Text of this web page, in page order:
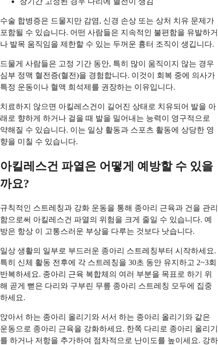
수술 합병증은 드물지만 감염, 신경 손상 또는 상처 치유 문제가
포함될 수 있습니다. 어떤 사람들은 지속적인 불편함을 유발하거
나 발목 움직임을 제한할 수 있는 두꺼운 흉터 조직이 생깁니다.
드물게 사람들은 고정 기간 동안, 특히 많이 움직이지 않는 경우
심부 정맥 혈전증(혈전)을 경험합니다. 이것이 회복 중에 의사가
특정 운동이나 혈액 희석제를 권장하는 이유입니다.
치료하지 않으면 아킬레스건이 길어진 상태로 치유되어 발을 아
래로 향하게 하거나 걸을 때 발을 밀어내는 능력이 영구적으로
약해질 수 있습니다. 이는 일상 활동과 스포츠 활동에 상당한 영
향을 미칠 수 있습니다.
아킬레스건 파열은 어떻게 예방할 수 있을
까요?
규칙적인 스트레칭과 강화 운동을 통해 종아리 근육과 건을 관리
함으로써 아킬레스건 파열의 위험을 크게 줄일 수 있습니다. 예
방은 항상 이 고통스러운 부상을 다루는 것보다 낫습니다.
일상 생활의 일부로 부드러운 종아리 스트레칭부터 시작하세요.
특히 신체 활동 전후에 각 스트레칭을 30초 동안 유지하고 2~3회
반복하세요. 종아리 근육 복합체의 여러 부분을 목표로 하기 위
해 곧게 뻗은 다리와 구부린 무릎 종아리 스트레칭 모두에 집중
하세요.
앉아서 하는 종아리 올리기와 서서 하는 종아리 올리기와 같은
운동으로 종아리 근육을 강화하세요. 한쪽 다리로 종아리 올리기
를 하거나 저항을 추가하여 점차적으로 난이도를 높이세요. 강하